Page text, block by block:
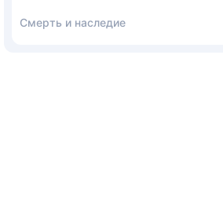
Смерть и наследие